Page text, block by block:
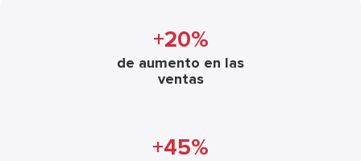
+20%
de aumento en las
ventas
+45%